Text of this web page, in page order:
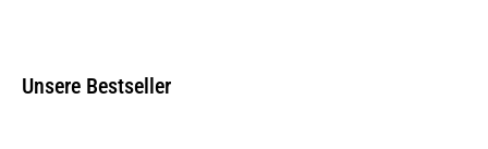
Unsere Bestseller